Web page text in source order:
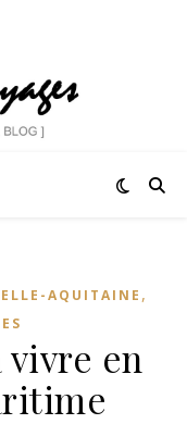
AQUITAINE ,
vivre en